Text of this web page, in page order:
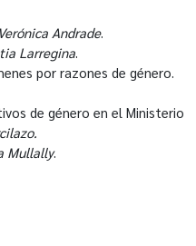
Verónica Andrade.
Larregina
por razones de género.
de género en el Ministerio
Mullally.